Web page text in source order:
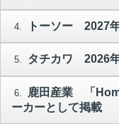
4. トーソー 2027
5. タチカワ 2026
6.
鹿田産業 「
ーカーとして掲載